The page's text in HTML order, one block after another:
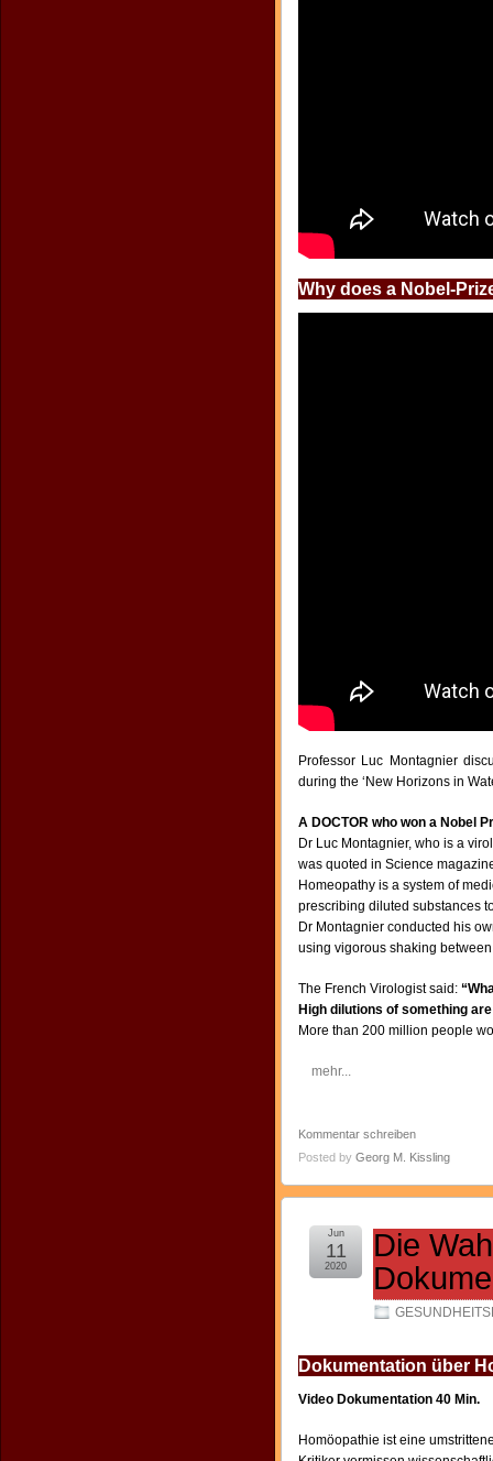
Why does a Nobel-
Professor Luc Montagnier
during the ‘New Horizons in
A DOCTOR who won a Nobel
Dr Luc Montagnier, who is a
was quoted in Science
Homeopathy is a system of
prescribing diluted substances
Dr Montagnier conducted his
using vigorous shaking
The French Virologist said:
High dilutions of something
More than 200 million people
mehr...
Kommentar schreiben
Posted by Georg M. Kissling
Die
Jun
11
2020
Dokumentation über
Video Dokumentation 40 Min.
Homöopathie ist eine